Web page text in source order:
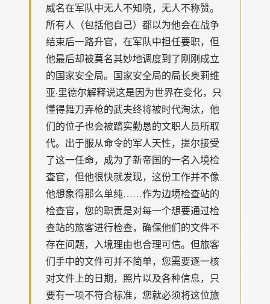
威名在军队中无人不知晓，无人不称赞。
所有人（包括他自己）都以为他会在战争
结束后一路升官，在军队中担任要职，但
他最后却被莫名其妙地调度到了刚刚成立
的国家安全局。国家安全局的局长奥莉维
亚·里德尔解释说这是因为世界在变化，只
懂得舞刀弄枪的武夫终将被时代淘汰，他
们的位子也会被踏实勤恳的文职人员所取
代。出于服从命令的军人天性，提尔接受
了这一任命，成为了新帝国的一名入境检
查官，但他很快就发现，这份工作并不像
他想象得那么单纯……作为边境检查站的
检查官，您的职责是对每一个想要通过检
查站的旅客进行检查，确保他们的文件不
存在问题，入境理由也合理可信。但旅客
们手中的文件可并不简单，您需要逐一核
对文件上的日期，照片以及各种信息，只
要有一项不符合标准，您就必须将这位旅